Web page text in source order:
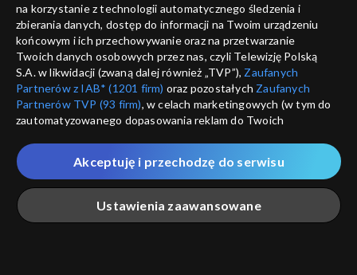
Tygodnik kulturalny
01.04.2016
Tygodnik kulturalny
25.03.2016
Tygodnik kulturalny
18.03.2016
Tygodnik kulturalny
26.02.2016
na korzystanie z technologii automatycznego śledzenia i
zbierania danych, dostęp do informacji na Twoim urządzeniu
końcowym i ich przechowywanie oraz na przetwarzanie
Twoich danych osobowych przez nas, czyli Telewizję Polską
S.A. w likwidacji (zwaną dalej również „TVP”), Zaufanych
Partnerów z IAB* (1201 firm) oraz pozostałych Zaufanych
Partnerów TVP (93 firm), w celach marketingowych (w tym do
zautomatyzowanego dopasowania reklam do Twoich
które wskazujemy poniżej, a także zgody na udostępnianie
przez nas identyfikatora PPID do Google.
Twoje dane osobowe zbierane podczas odwiedzania przez
Ciebie naszych
poszczególnych serwisówzwanych dalej
„Portalem”, w tym informacje zapisywane za pomocą
Ustawienia zaawansowane
Akceptuję i przechodzę do serwisu